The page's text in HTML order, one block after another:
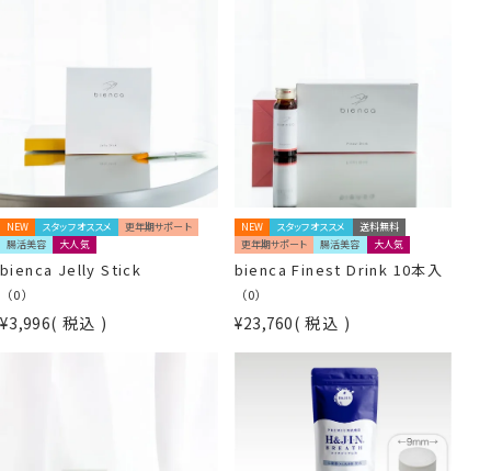
NEW スタッフオススメ
更年期サポート
腸活美容
大人気
bienca Jelly Stick
（0）
¥3,996 税込
NEW スタッフオススメ
送料無料
更年期サポート
腸活美容 大人気
bienca Finest Drink 10本入
（0）
¥23,760 税込